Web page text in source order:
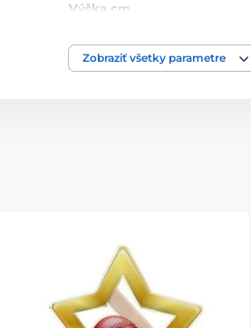
Výška cm
Motív
Zobraziť všetky parametre